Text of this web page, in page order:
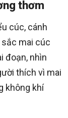
thơm
cúc, cánh
sắc mai cúc
đoạn, nhìn
thích vì mai
không khí